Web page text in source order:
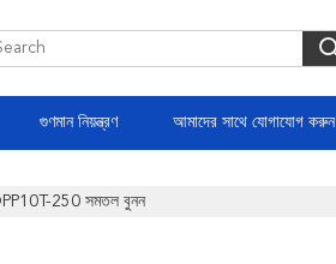
গুণমান নিয়ন্ত্রণ আমাদের সাথে যোগাযোগ করুন
DPP10T-250 সমতল বুনন